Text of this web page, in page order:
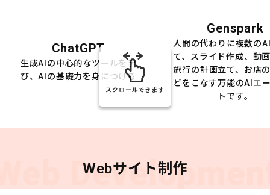
ChatGPT
生成AIの中心的なツールを学
び、AIの基礎力を身につける
Genspark
人間の代わりに複数の
て、スライド作成、動
旅行の計画立て、お店
どをこなす万能のAIエ
トです。
スクロールできます
Webサイト制作